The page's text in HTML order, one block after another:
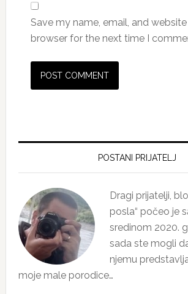
Save my name, email, and website
browser for the next time I
Primary
POSTANI PRIJATELJ
Dragi prijatelji,
posla“ počeo je
sredinom 2020.
sada ste mogli
njemu
moje male porodice…